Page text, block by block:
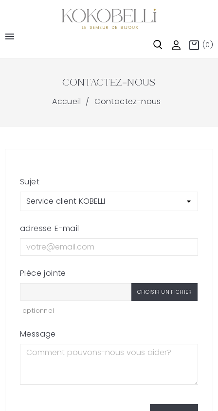

(0)
Contactez-Nous
Accueil Contactez-nous
Sujet
adresse E-mail
Pièce jointe
CHOISIR UN FICHIER
optionnel
Message